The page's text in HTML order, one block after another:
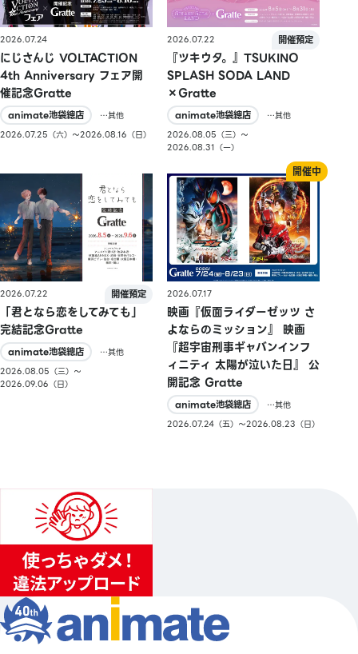
2026.07.24
にじさんじ VOLTACTION
4th Anniversary フェア開
催記念Gratte
animate池袋總店
…其他
2026.07.25（六）〜2026.08.16（日）
2026.07.22
『ツキウタ。』TSUKINO
SPLASH SODA LAND
×Gratte
animate池袋總店
…其他
2026.08.05（三）〜
2026.08.31（一）
2026.07.22
「君となら恋をしてみても」
完結記念Gratte
animate池袋總店
…其他
2026.08.05（三）〜
2026.09.06（日）
2026.07.17
映画『仮面ライダーゼッツ さ
よならのミッション』 映画
『超宇宙刑事ギャバンインフ
ィニティ 太陽が泣いた日』 公
開記念 Gratte
animate池袋總店
…其他
2026.07.24（五）〜2026.08.23（日）